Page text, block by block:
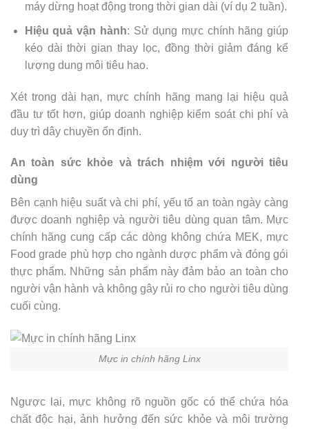
máy dừng hoạt động trong thời gian dài (ví dụ 2 tuần).
Hiệu quả vận hành: Sử dụng mực chính hãng giúp
kéo dài thời gian thay lọc, đồng thời giảm đáng kể
lượng dung môi tiêu hao.
Xét trong dài hạn, mực chính hãng mang lại hiệu quả
đầu tư tốt hơn, giúp doanh nghiệp kiểm soát chi phí và
duy trì dây chuyền ổn định.
An toàn sức khỏe và trách nhiệm với người tiêu
dùng
Bên cạnh hiệu suất và chi phí, yếu tố an toàn ngày càng
được doanh nghiệp và người tiêu dùng quan tâm. Mực
chính hãng cung cấp các dòng không chứa MEK, mực
Food grade phù hợp cho ngành dược phẩm và đóng gói
thực phẩm. Những sản phẩm này đảm bảo an toàn cho
người vận hành và không gây rủi ro cho người tiêu dùng
cuối cùng.
Mực in chính hãng Linx
Ngược lại, mực không rõ nguồn gốc có thể chứa hóa
chất độc hại, ảnh hưởng đến sức khỏe và môi trường